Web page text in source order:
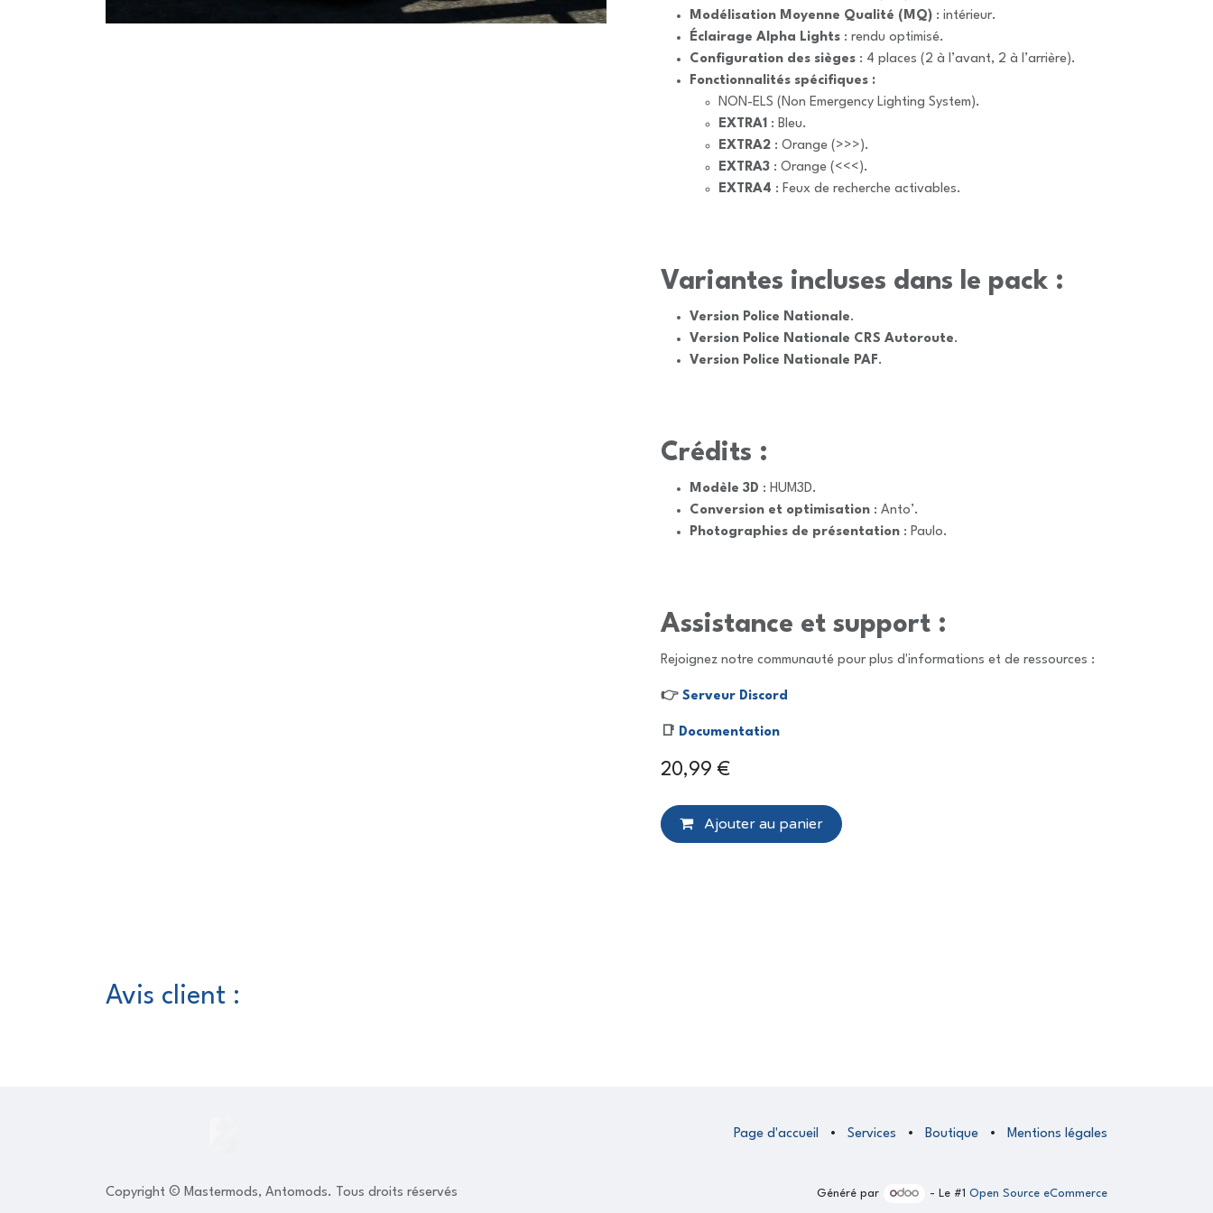
Modélisation Moyenne Qualité (MQ) : intérieur.
Éclairage Alpha Lights : rendu optimisé.
Configuration des sièges : 4 places (2 à l’avant, 2 à l’arrière).
Fonctionnalités spécifiques :
NON-ELS (Non Emergency Lighting System).
EXTRA1 : Bleu.
EXTRA2 : Orange (>>>).
EXTRA3 : Orange (<<<).
EXTRA4 : Feux de recherche activables.
Variantes incluses dans le pack :
Version Police Nationale.
Version Police Nationale CRS Autoroute.
Version Police Nationale PAF.
Crédits :
Modèle 3D : HUM3D.
Conversion et optimisation : Anto’.
Photographies de présentation : Paulo.
Assistance et support :
Rejoignez notre communauté pour plus d'informations et de ressources :
👉 Serveur Discord
📑 Documentation
20,99 €
Ajouter au panier
Avis client :
Page d'accueil • Services • Boutique • Mentions légales
Copyright © Mastermods, Antomods. Tous droits réservés Généré par - Le #1 Open Source eCommerce